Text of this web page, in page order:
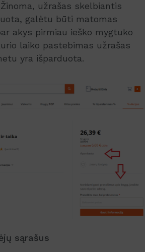
užrašas skelbiantis
galėtu būti matomas
akys pirmiau ieško mygtuko
laiko pastebimas užrašas
yra išparduota.
sąrašus